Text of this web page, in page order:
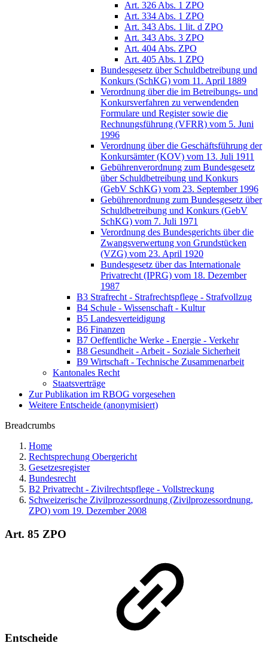
Art. 326 Abs. 1 ZPO
Art. 334 Abs. 1 ZPO
Art. 343 Abs. 1 lit. d ZPO
Art. 343 Abs. 3 ZPO
Art. 404 Abs. ZPO
Art. 405 Abs. 1 ZPO
Bundesgesetz über Schuldbetreibung und
Konkurs (SchKG) vom 11. April 1889
Verordnung über die im Betreibungs- und
Konkursverfahren zu verwendenden
Formulare und Register sowie die
Rechnungsführung (VFRR) vom 5. Juni
1996
Verordnung über die Geschäftsführung der
Konkursämter (KOV) vom 13. Juli 1911
Gebührenverordnung zum Bundesgesetz
über Schuldbetreibung und Konkurs
(GebV SchKG) vom 23. September 1996
Gebührenordnung zum Bundesgesetz über
Schuldbetreibung und Konkurs (GebV
SchKG) vom 7. Juli 1971
Verordnung des Bundesgerichts über die
Zwangsverwertung von Grundstücken
(VZG) vom 23. April 1920
Bundesgesetz über das Internationale
Privatrecht (IPRG) vom 18. Dezember
1987
B3 Strafrecht - Strafrechtspflege - Strafvollzug
B4 Schule - Wissenschaft - Kultur
B5 Landesverteidigung
B6 Finanzen
B7 Oeffentliche Werke - Energie - Verkehr
B8 Gesundheit - Arbeit - Soziale Sicherheit
B9 Wirtschaft - Technische Zusammenarbeit
Kantonales Recht
Staatsverträge
Zur Publikation im RBOG vorgesehen
Weitere Entscheide (anonymisiert)
Breadcrumbs
Home
Rechtsprechung Obergericht
Gesetzesregister
Bundesrecht
B2 Privatrecht - Zivilrechtspflege - Vollstreckung
Schweizerische Zivilprozessordnung (Zivilprozessordnung,
ZPO) vom 19. Dezember 2008
Art. 85 ZPO
Entscheide